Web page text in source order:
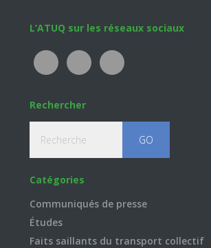
Footer
L’ATUQ sur les réseaux sociaux
Rechercher
Catégories
Communiqués de presse
Études
Faits saillants du transport collectif